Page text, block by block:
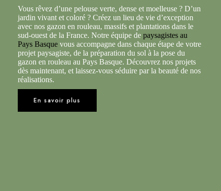
Vous rêvez d’une pelouse verte, dense et moelleuse ? D’un
jardin vivant et coloré ? Créez un lieu de vie d’exception
avec nos gazon en rouleau, massifs et plantations dans le
sud-ouest de la France. Notre équipe de paysagistes au
Pays Basquevous accompagne dans chaque étape de votre
projet paysagiste, de la préparation du sol à la pose du
gazon en rouleau au Pays Basque. Découvrez nos projets
dès maintenant, et laissez-vous séduire par la beauté de nos
réalisations.
En savoir plus